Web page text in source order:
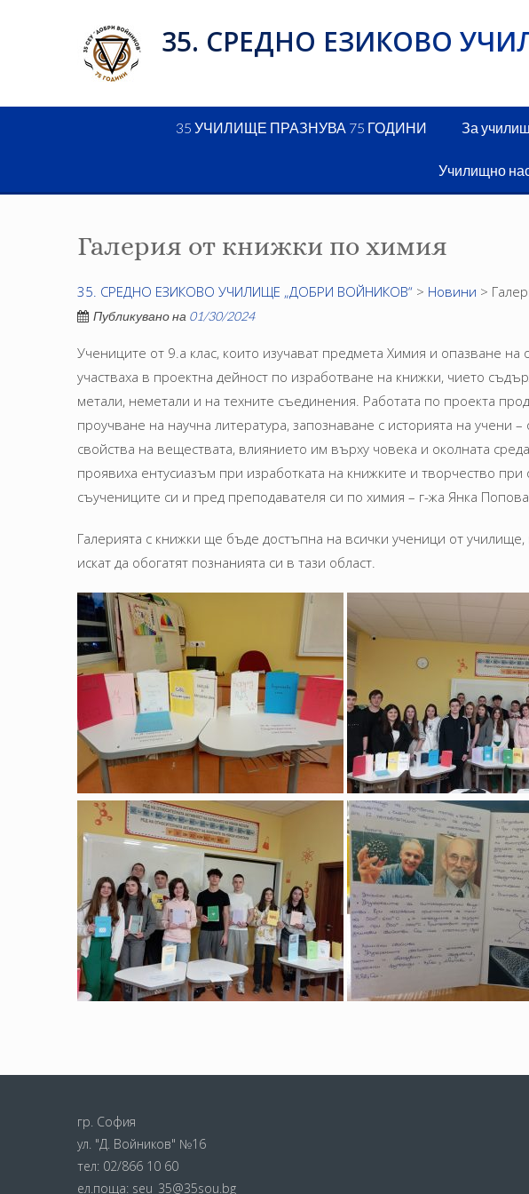
35. СРЕДНО ЕЗИКОВО
35 УЧИЛИЩЕ ПРАЗНУВА 75 ГОДИНИ За
Училищно
Галерия от книжки по химия
35. СРЕДНО ЕЗИКОВО УЧИЛИЩЕ „ДОБРИ ВОЙНИКОВ“ > Новини >
Публикувано на 01/30/2024
Учениците от 9.а клас, които изучават предмета Химия и опазване
участваха в проектна дейност по изработване на книжки, чието
метали, неметали и на техните съединения. Работата по проекта
проучване на научна литература, запознаване с историята на учени
свойства на веществата, влиянието им върху човека и околната
проявиха ентусиазъм при изработката на книжките и творчество
съучениците си и пред преподавателя си по химия – г-жа Янка
Галерията с книжки ще бъде достъпна на всички ученици от
искат да обогатят познанията си в тази област.
гр. София
ул. "Д. Войников" №16
тел: 02/866 10 60
ел.поща: seu_35@35sou.bg